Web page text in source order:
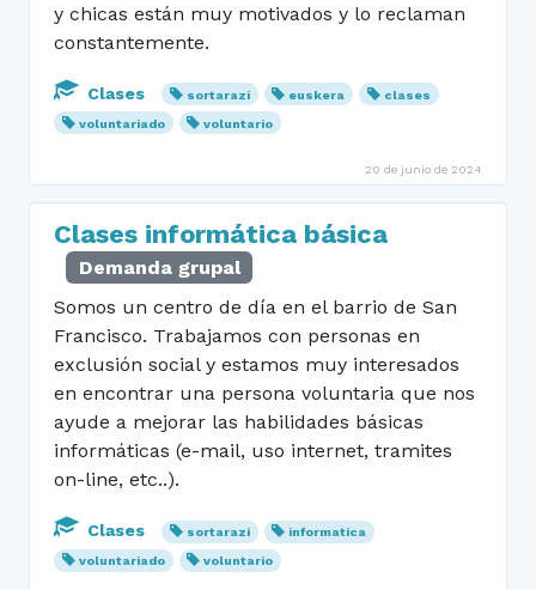
y chicas están muy motivados y lo reclaman
constantemente.
Clases sortarazi euskera
clases
voluntariado
voluntario
20 de junio de 2024
Clases informática básica
Demanda grupal
Somos un centro de día en el barrio de San
Francisco. Trabajamos con personas en
exclusión social y estamos muy interesados
en encontrar una persona voluntaria que nos
ayude a mejorar las habilidades básicas
informáticas (e-mail, uso internet, tramites
on-line, etc..).
Clases sortarazi
informatica
voluntariado
voluntario